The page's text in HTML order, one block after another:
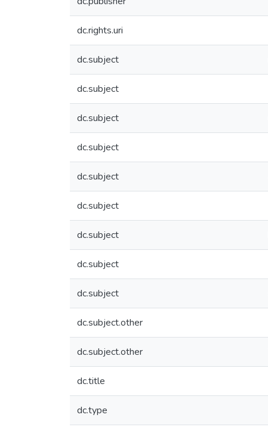
dc.rights.uri
dc.subject
dc.subject
dc.subject
dc.subject
dc.subject
dc.subject
dc.subject
dc.subject
dc.subject
dc.subject.other
dc.subject.other
dc.title
dc.type